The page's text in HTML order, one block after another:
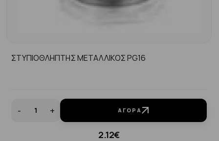
ΣΤΥΠΙΟΘΛΗΠΤΗΣ ΜΕΤΑΛΛΙΚΟΣ PG16
- + ΑΓΟΡΆ
2.12€